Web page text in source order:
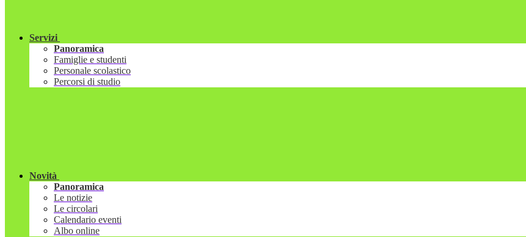
Servizi
Panoramica
Famiglie e studenti
Personale scolastico
Percorsi di studio
Novità
Panoramica
Le notizie
Le circolari
Calendario eventi
Albo online